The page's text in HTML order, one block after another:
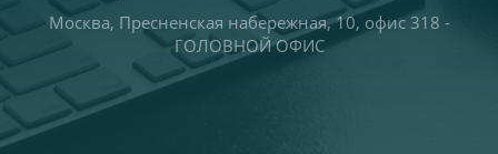
Москва, Пресненская набережная, 10, офис 318 -
ГОЛОВНОЙ ОФИС